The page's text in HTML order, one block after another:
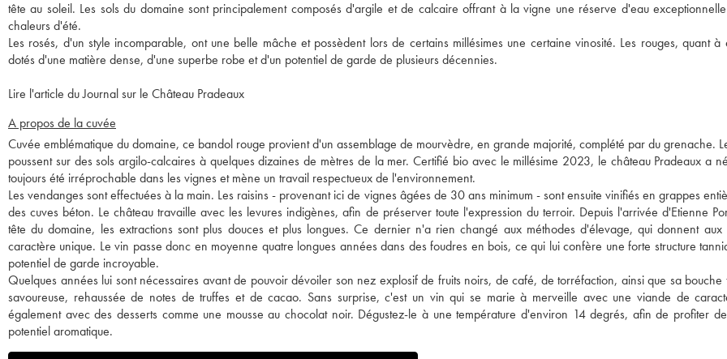
tête au soleil. Les sols du domaine sont principalement composés d'argile et de calcaire offrant à la vigne une réserve d'eau
chaleurs d'été.
Les rosés, d'un style incomparable, ont une belle mâche et possèdent lors de certains millésimes une certaine vinosité. Les rouges, quant à
dotés d'une matière dense, d'une superbe robe et d'un potentiel de garde de plusieurs décennies.
Lire l'article du Journal sur le Château Pradeaux
A propos de la cuvée
Cuvée emblématique du domaine, ce bandol rouge provient d'un assemblage de mourvèdre, en grande majorité, complété par du grenache.
poussent sur des sols argilo-calcaires à quelques dizaines de mètres de la mer. Certifié bio avec le millésime 2023, le château Pradeaux a
toujours été irréprochable dans les vignes et mène un travail respectueux de l'environnement.
Les vendanges sont effectuées à la main. Les raisins - provenant ici de vignes âgées de 30 ans minimum - sont ensuite vinifiés en grappes
des cuves béton. Le château travaille avec les levures indigènes, afin de préserver toute l'expression du terroir. Depuis l'arrivée d'Etienne
tête du domaine, les extractions sont plus douces et plus longues. Ce dernier n'a rien changé aux méthodes d'élevage, qui donnent aux
caractère unique. Le vin passe donc en moyenne quatre longues années dans des foudres en bois, ce qui lui confère une forte structure
potentiel de garde incroyable.
Quelques années lui sont nécessaires avant de pouvoir dévoiler son nez explosif de fruits noirs, de café, de torréfaction, ainsi que sa bouche
savoureuse, rehaussée de notes de truffes et de cacao. Sans surprise, c'est un vin qui se marie à merveille avec une viande de
également avec des desserts comme une mousse au chocolat noir. Dégustez-le à une température d'environ 14 degrés, afin de profiter
potentiel aromatique.